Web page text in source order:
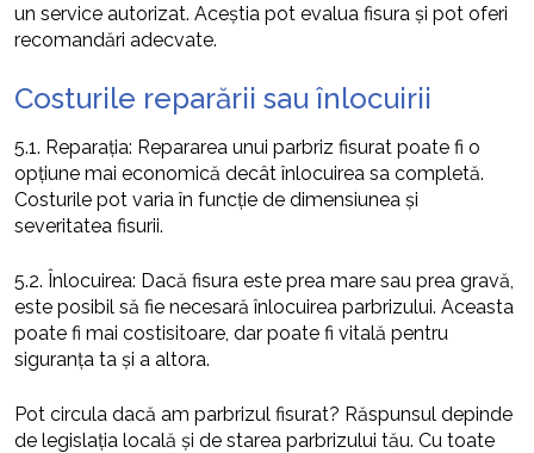
un service autorizat. Aceștia pot evalua fisura și pot oferi
recomandări adecvate.
Costurile reparării sau înlocuirii
5.1. Reparația: Repararea unui parbriz fisurat poate fi o
opțiune mai economică decât înlocuirea sa completă.
Costurile pot varia în funcție de dimensiunea și
severitatea fisurii.
5.2. Înlocuirea: Dacă fisura este prea mare sau prea gravă,
este posibil să fie necesară înlocuirea parbrizului. Aceasta
poate fi mai costisitoare, dar poate fi vitală pentru
siguranța ta și a altora.
Pot circula dacă am parbrizul fisurat? Răspunsul depinde
de legislația locală și de starea parbrizului tău. Cu toate